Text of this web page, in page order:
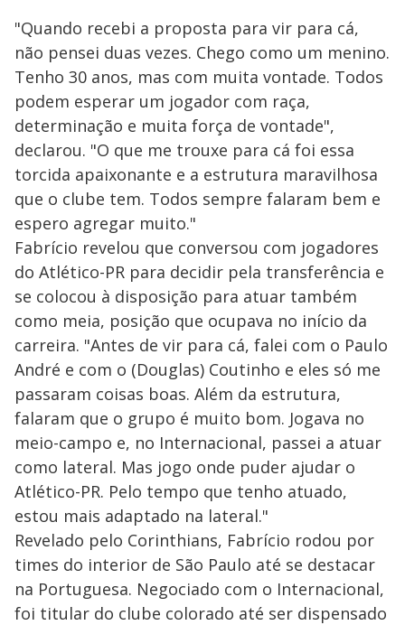
"Quando recebi a proposta para vir para cá,
não pensei duas vezes. Chego como um menino.
Tenho 30 anos, mas com muita vontade. Todos
podem esperar um jogador com raça,
determinação e muita força de vontade",
declarou. "O que me trouxe para cá foi essa
torcida apaixonante e a estrutura maravilhosa
que o clube tem. Todos sempre falaram bem e
espero agregar muito."
Fabrício revelou que conversou com jogadores
do Atlético-PR para decidir pela transferência e
se colocou à disposição para atuar também
como meia, posição que ocupava no início da
carreira. "Antes de vir para cá, falei com o Paulo
André e com o (Douglas) Coutinho e eles só me
passaram coisas boas. Além da estrutura,
falaram que o grupo é muito bom. Jogava no
meio-campo e, no Internacional, passei a atuar
como lateral. Mas jogo onde puder ajudar o
Atlético-PR. Pelo tempo que tenho atuado,
estou mais adaptado na lateral."
Revelado pelo Corinthians, Fabrício rodou por
times do interior de São Paulo até se destacar
na Portuguesa. Negociado com o Internacional,
foi titular do clube colorado até ser dispensado